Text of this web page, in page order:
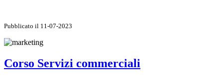
Pubblicato il 11-07-2023
Corso Servizi commerciali